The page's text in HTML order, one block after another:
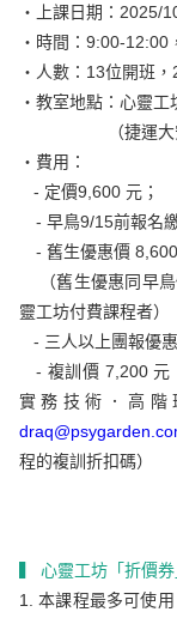
・上課日期： 2025/
・時間： 9:00-12:00
・人數：13位開班
・教室地點：心靈
（捷運大安站4
・費用：
- 定價9,600 元；
- 早鳥9/15前報名
- 舊生優惠價 8,600
（舊生優惠同早鳥
靈工坊付費課程者）
- 三人以上團報優
- 複訓價 7,200 元
實務技術．高階
程的複訓折扣碼）
▍ 心靈工坊「折價
1. 本課程最多可使用